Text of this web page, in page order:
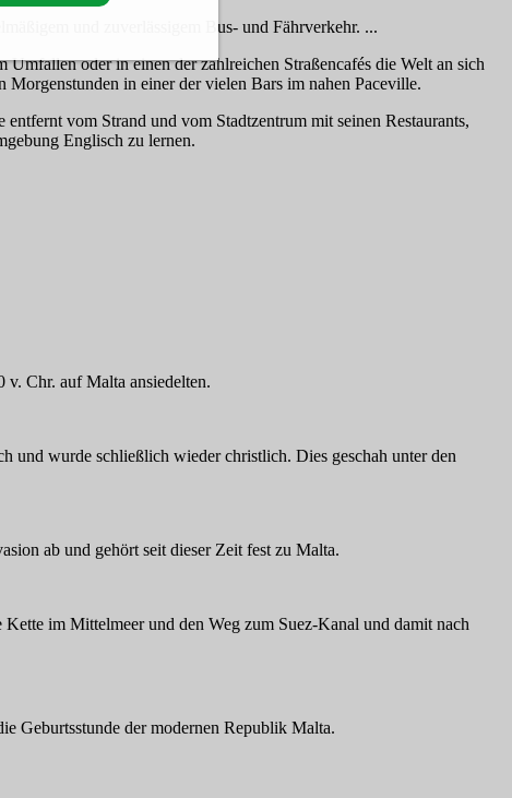
und zuverlässigem Bus- und Fährverkehr. ...
oder in einen der zahlreichen Straßencafés die Welt an sich
in einer der vielen Bars im nahen Paceville.
vom Strand und vom Stadtzentrum mit seinen Restaurants,
Englisch zu lernen.
v. Chr. auf Malta ansiedelten.
und wurde schließlich wieder christlich. Dies geschah unter den
ab und gehört seit dieser Zeit fest zu Malta.
im Mittelmeer und den Weg zum Suez-Kanal und damit nach
Geburtsstunde der modernen Republik Malta.